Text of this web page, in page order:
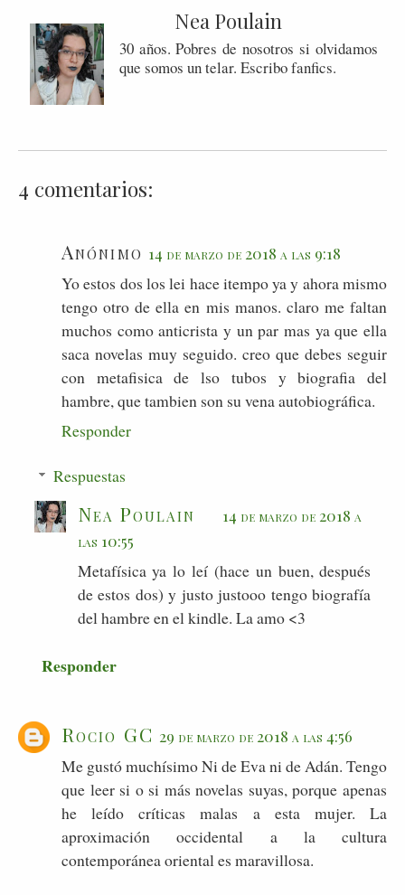
Nea Poulain
30 años. Pobres de nosotros si olvidamos
que somos un telar. Escribo fanfics.
4 comentarios:
Anónimo 14 de marzo de 2018 a las 9:18
Yo estos dos los lei hace itempo ya y ahora mismo
tengo otro de ella en mis manos. claro me faltan
muchos como anticrista y un par mas ya que ella
saca novelas muy seguido. creo que debes seguir
con metafisica de lso tubos y biografia del
hambre, que tambien son su vena autobiográfica.
Responder
Respuestas
Nea Poulain
14 de marzo de 2018 a
las 10:55
Metafísica ya lo leí (hace un buen, después
de estos dos) y justo justooo tengo biografía
del hambre en el kindle. La amo <3
Responder
Rocio GC 29 de marzo de 2018 a las 4:56
Me gustó muchísimo Ni de Eva ni de Adán. Tengo
que leer si o si más novelas suyas, porque apenas
he leído críticas malas a esta mujer. La
aproximación occidental a la cultura
contemporánea oriental es maravillosa.